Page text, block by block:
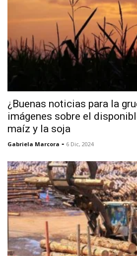
¿Buenas noticias para la
imágenes sobre el
maíz y la soja
Gabriela Marcora - 6 Dic, 2024